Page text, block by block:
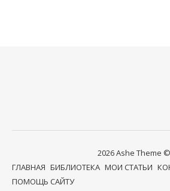
2026 Ashe Theme ©
ГЛАВНАЯ БИБЛИОТЕКА МОИ СТАТЬИ
ПОМОЩЬ САЙТУ